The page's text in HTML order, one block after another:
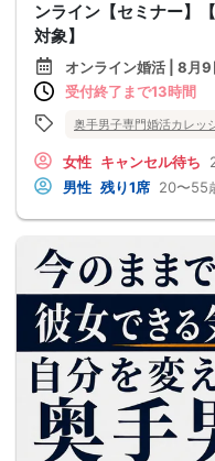
ンライン【セミナー】
対象】
オンライン婚活 | 8月
受付終了まで13時間
奥手男子専門婚活カレッ
女性 キャンセル待ち
男性 残り1席 20〜55